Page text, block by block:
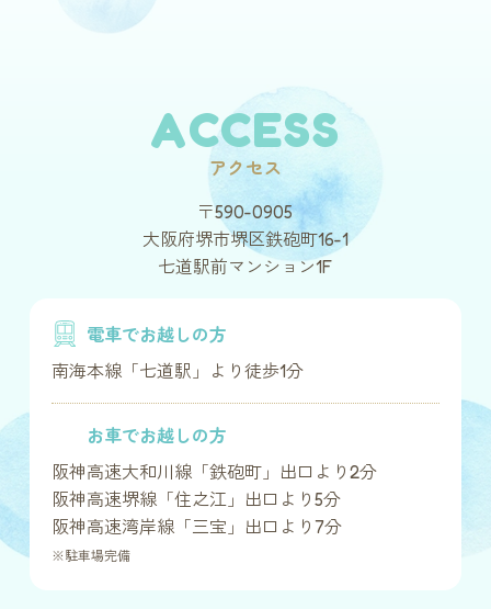
ACCESS
アクセス
〒590-0905
大阪府堺市堺区鉄砲町16-1
七道駅前マンション1F
電車でお越しの方
南海本線「七道駅」より徒歩1分
お車でお越しの方
阪神高速大和川線「鉄砲町」出口より2分
阪神高速堺線「住之江」出口より5分
阪神高速湾岸線「三宝」出口より7分
※駐車場完備